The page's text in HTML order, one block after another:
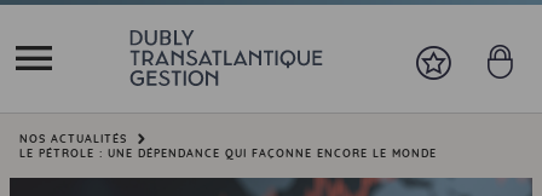
Vous êtes ici:
NOS ACTUALITÉS
LE PÉTROLE : UNE DÉPENDANCE QUI FAÇONNE ENCORE LE MONDE